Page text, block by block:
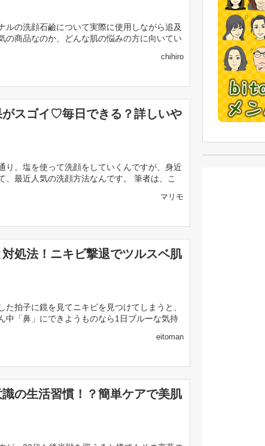
ルの洗顔石鹼について実際に使用しながら追及
の商品なのか、どんな肌の悩みの方に向いてい
chihiro
スゴイ♡毎日できる？詳しいや
り。塩を使って洗顔をしていくんですが、身近
最近人気の洗顔方法なんです。 筆者は、こ
マリモ
処法！ニキビ撃退でツルスベ肌
拍子に鏡を見てニキビを見つけてしまうと、
中「鼻」にできようものなら1日ブルーな気持
eitoman
の生活習慣！？簡単ケアで美肌